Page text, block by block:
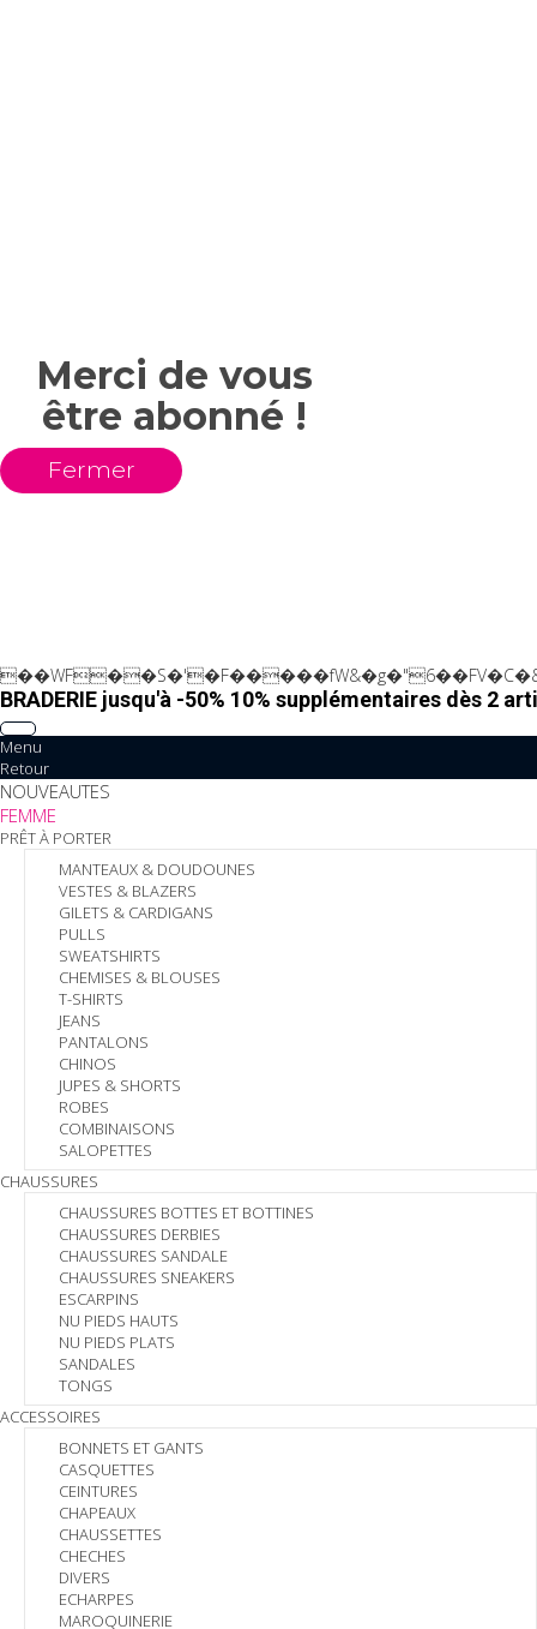
Merci de vous
être abonné !
Fermer
BRADERIE jusqu'à -50% 10% supplémentaires dès 2
Menu
Retour
NOUVEAUTES
FEMME
PRÊT À PORTER
MANTEAUX & DOUDOUNES
VESTES & BLAZERS
GILETS & CARDIGANS
PULLS
SWEATSHIRTS
CHEMISES & BLOUSES
T-SHIRTS
JEANS
PANTALONS
CHINOS
JUPES & SHORTS
ROBES
COMBINAISONS
SALOPETTES
CHAUSSURES
CHAUSSURES BOTTES ET BOTTINES
CHAUSSURES DERBIES
CHAUSSURES SANDALE
CHAUSSURES SNEAKERS
ESCARPINS
NU PIEDS HAUTS
NU PIEDS PLATS
SANDALES
TONGS
ACCESSOIRES
BONNETS ET GANTS
CASQUETTES
CEINTURES
CHAPEAUX
CHAUSSETTES
CHECHES
DIVERS
ECHARPES
MAROQUINERIE